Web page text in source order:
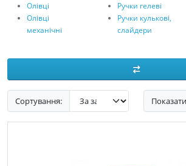
Олівці
Олівці
механічні
Ручки гелеві
Ручки кулькові,
слайдери
Сортування: